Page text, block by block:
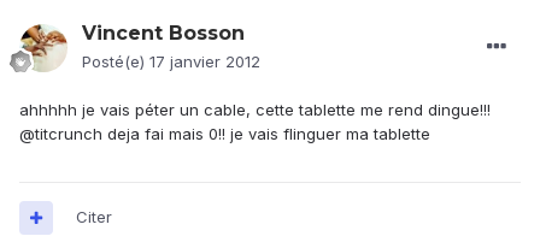
Vincent Bosson
Posté(e) 17 janvier 2012
ahhhhh je vais péter un cable, cette tablette me rend dingue!!!
@titcrunch deja fai mais 0!! je vais flinguer ma tablette
Citer